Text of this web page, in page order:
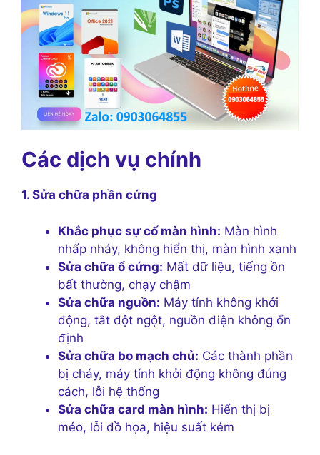
Các dịch vụ chính
1. Sửa chữa phần cứng
Khắc phục sự cố màn hình: Màn hình
nhấp nháy, không hiển thị, màn hình xanh
Sửa chữa ổ cứng: Mất dữ liệu, tiếng ồn
bất thường, chạy chậm
Sửa chữa nguồn: Máy tính không khởi
động, tắt đột ngột, nguồn điện không ổn
định
Sửa chữa bo mạch chủ: Các thành phần
bị cháy, máy tính khởi động không đúng
cách, lỗi hệ thống
Sửa chữa card màn hình: Hiển thị bị
méo, lỗi đồ họa, hiệu suất kém